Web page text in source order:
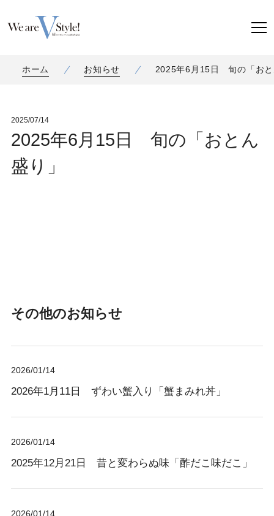
ホーム お知らせ 2025年6月15日 旬の「おと
2025/07/14
2025年6月15日 旬の「おとん
盛り」
その他のお知らせ
2026/01/14
2026年1月11日 ずわい蟹入り「蟹まみれ丼」
2026/01/14
2025年12月21日 昔と変わらぬ味「酢だこ味だこ」
2026/01/14